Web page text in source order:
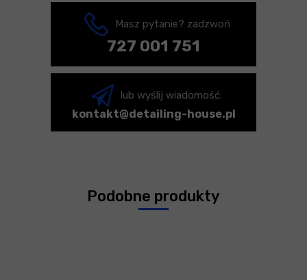
Masz pytanie? zadzwoń
727 001 751
lub wyślij wiadomość:
kontakt@detailing-house.pl
Podobne produkty